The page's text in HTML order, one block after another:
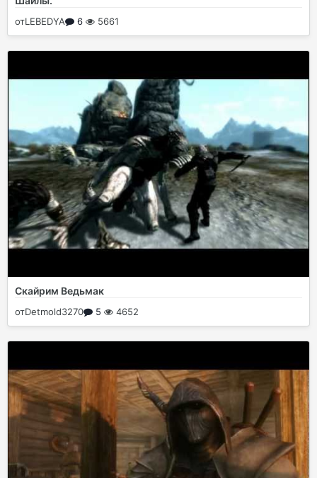
отLEBEDYA 6 5661
Скайрим Ведьмак
отDetmold3270 5 4652